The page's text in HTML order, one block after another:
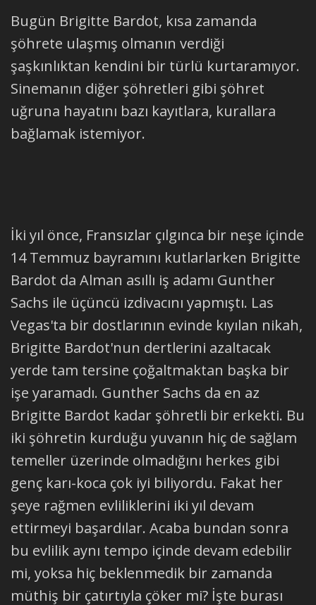
Bugün Brigitte Bardot, kısa zamanda
şöhrete ulaşmış olmanın verdiği
şaşkınlıktan kendini bir türlü kurtaramıyor.
Sinemanın diğer şöhretleri gibi şöhret
uğruna hayatını bazı kayıtlara, kurallara
bağlamak istemiyor.
İki yıl önce, Fransızlar çılgınca bir neşe içinde
14 Temmuz bayramını kutlarlarken Brigitte
Bardot da Alman asıllı iş adamı Gunther
Sachs ile üçüncü izdivacını yapmıştı. Las
Vegas'ta bir dostlarının evinde kıyılan nikah,
Brigitte Bardot'nun dertlerini azaltacak
yerde tam tersine çoğaltmaktan başka bir
işe yaramadı. Gunther Sachs da en az
Brigitte Bardot kadar şöhretli bir erkekti. Bu
iki şöhretin kurduğu yuvanın hiç de sağlam
temeller üzerinde olmadığını herkes gibi
genç karı-koca çok iyi biliyordu. Fakat her
şeye rağmen evliliklerini iki yıl devam
ettirmeyi başardılar. Acaba bundan sonra
bu evlilik aynı tempo içinde devam edebilir
mi, yoksa hiç beklenmedik bir zamanda
müthiş bir çatırtıyla çöker mi? İşte burası